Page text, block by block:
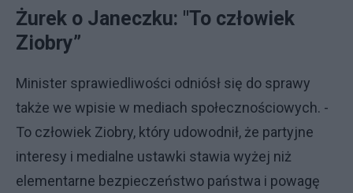
Żurek o Janeczku: "To człowiek
Ziobry”
Minister sprawiedliwości odniósł się do sprawy
także we wpisie w mediach społecznościowych. -
To człowiek Ziobry, który udowodnił, że partyjne
interesy i medialne ustawki stawia wyżej niż
elementarne bezpieczeństwo państwa i powagę